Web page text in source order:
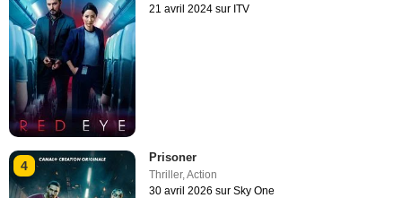
21 avril 2024 sur ITV
4
Prisoner
Thriller,Action
30 avril 2026 sur Sky One